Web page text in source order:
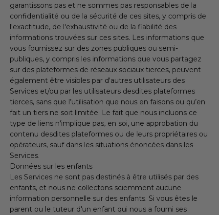
garantissons pas et ne sommes pas responsables de la
confidentialité ou de la sécurité de ces sites, y compris de
l'exactitude, de l'exhaustivité ou de la fiabilité des
informations trouvées sur ces sites. Les informations que
vous fournissez sur des zones publiques ou semi-
publiques, y compris les informations que vous partagez
sur des plateformes de réseaux sociaux tierces, peuvent
également être visibles par d'autres utilisateurs des
Services et/ou par les utilisateurs desdites plateformes
tierces, sans que l’utilisation que nous en faisons ou qu’en
fait un tiers ne soit limitée. Le fait que nous incluons ce
type de liens n'implique pas, en soi, une approbation du
contenu desdites plateformes ou de leurs propriétaires ou
opérateurs, sauf dans les situations énoncées dans les
Services.
Données sur les enfants
Les Services ne sont pas destinés à être utilisés par des
enfants, et nous ne collectons sciemment aucune
information personnelle sur des enfants. Si vous êtes le
parent ou le tuteur d'un enfant qui nous a fourni ses